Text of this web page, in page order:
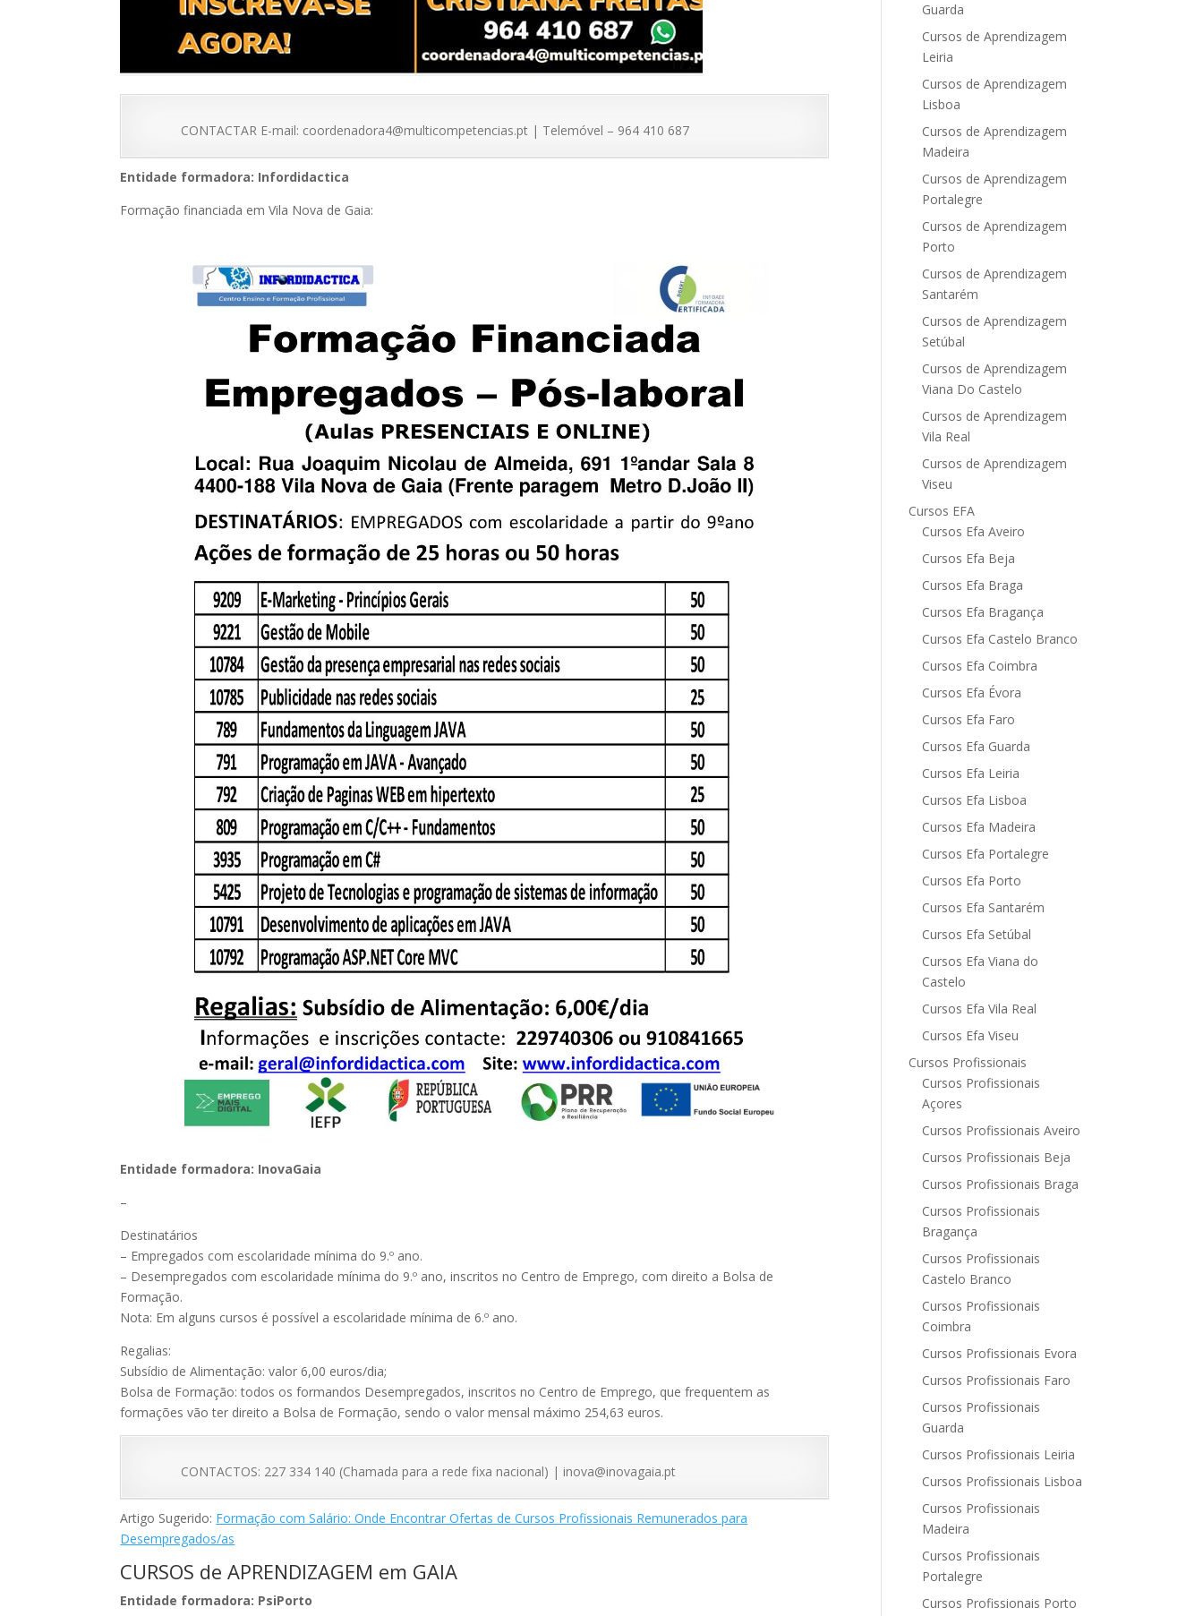
CONTACTAR E-mail: coordenadora4@multicompetencias.pt | Telemóvel – 964 410 687
Entidade formadora: Infordidactica
Formação financiada em Vila Nova de Gaia:
Entidade formadora: InovaGaia
–
Destinatários
– Empregados com escolaridade mínima do 9.º ano.
– Desempregados com escolaridade mínima do 9.º ano, inscritos no Centro de Emprego, com direito a Bolsa de
Formação.
Nota: Em alguns cursos é possível a escolaridade mínima de 6.º ano.
Regalias:
Subsídio de Alimentação: valor 6,00 euros/dia;
Bolsa de Formação: todos os formandos Desempregados, inscritos no Centro de Emprego, que frequentem as
formações vão ter direito a Bolsa de Formação, sendo o valor mensal máximo 254,63 euros.
CONTACTOS: 227 334 140 (Chamada para a rede fixa nacional) | inova@inovagaia.pt
Artigo Sugerido: Formação com Salário: Onde Encontrar Ofertas de Cursos Profissionais Remunerados para
Desempregados/as
CURSOS de APRENDIZAGEM em GAIA
Entidade formadora: PsiPorto
Guarda
Cursos de Aprendizagem
Leiria
Cursos de Aprendizagem
Lisboa
Cursos de Aprendizagem
Madeira
Cursos de Aprendizagem
Portalegre
Cursos de Aprendizagem
Porto
Cursos de Aprendizagem
Santarém
Cursos de Aprendizagem
Setúbal
Cursos de Aprendizagem
Viana Do Castelo
Cursos de Aprendizagem
Vila Real
Cursos de Aprendizagem
Viseu
Cursos EFA
Cursos Efa Aveiro
Cursos Efa Beja
Cursos Efa Braga
Cursos Efa Bragança
Cursos Efa Castelo Branco
Cursos Efa Coimbra
Cursos Efa Évora
Cursos Efa Faro
Cursos Efa Guarda
Cursos Efa Leiria
Cursos Efa Lisboa
Cursos Efa Madeira
Cursos Efa Portalegre
Cursos Efa Porto
Cursos Efa Santarém
Cursos Efa Setúbal
Cursos Efa Viana do
Castelo
Cursos Efa Vila Real
Cursos Efa Viseu
Cursos Profissionais
Cursos Profissionais
Açores
Cursos Profissionais Aveiro
Cursos Profissionais Beja
Cursos Profissionais Braga
Cursos Profissionais
Bragança
Cursos Profissionais
Castelo Branco
Cursos Profissionais
Coimbra
Cursos Profissionais Evora
Cursos Profissionais Faro
Cursos Profissionais
Guarda
Cursos Profissionais Leiria
Cursos Profissionais Lisboa
Cursos Profissionais
Madeira
Cursos Profissionais
Portalegre
Cursos Profissionais Porto